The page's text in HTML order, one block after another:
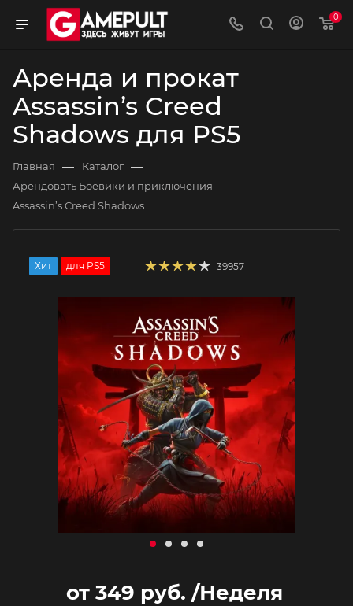
0
Аренда и прокат
Assassin’s Creed
Shadows для PS5
Главная — Каталог —
Арендовать Боевики и приключения —
Assassin’s Creed Shadows
Хит для PS5 39957
от 349 руб. /Неделя